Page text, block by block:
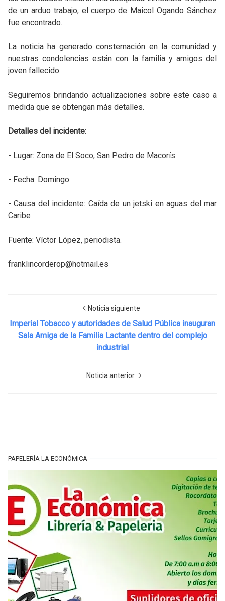
de un arduo trabajo, el cuerpo de Maicol Ogando Sánchez
fue encontrado.
La noticia ha generado consternación en la comunidad y
nuestras condolencias están con la familia y amigos del
joven fallecido.
Seguiremos brindando actualizaciones sobre este caso a
medida que se obtengan más detalles.
Detalles del incidente:
- Lugar: Zona de El Soco, San Pedro de Macorís
- Fecha: Domingo
- Causa del incidente: Caída de un jetski en aguas del mar
Caribe
Fuente: Víctor López, periodista.
franklincorderop@hotmail.es
Noticia siguiente
Imperial Tobacco y autoridades de Salud Pública inauguran
Sala Amiga de la Familia Lactante dentro del complejo
industrial
Noticia anterior
PAPELERÍA LA ECONÓMICA